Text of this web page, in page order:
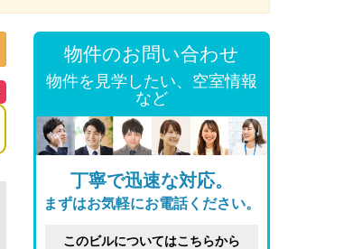
物件のお問い合わせ
物件を見学したい、空室情報
など
丁寧で迅速な対応。
まずはお気軽にお電話ください。
このビルについてはこちらから